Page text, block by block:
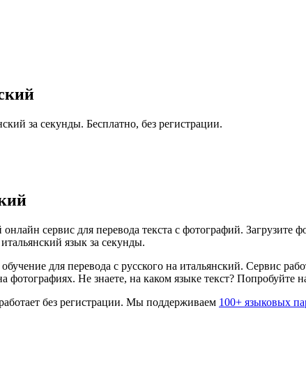
за секунды. Бесплатно, без регистрации.
сервис для перевода текста с фотографий. Загрузите
итальянский язык за секунды.
для перевода с русского на итальянский. Сервис
Не знаете, на каком языке текст? Попробуйте
без регистрации. Мы поддерживаем 100+ языковых